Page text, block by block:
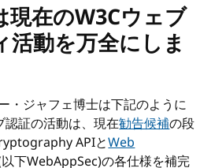
現在のW3Cウェブ
活動を万全にしま
・ジャフェ博士は下記のように
証の活動は、現在勧告候補の段
APIとWeb
下WebAppSec)の各仕様を補完